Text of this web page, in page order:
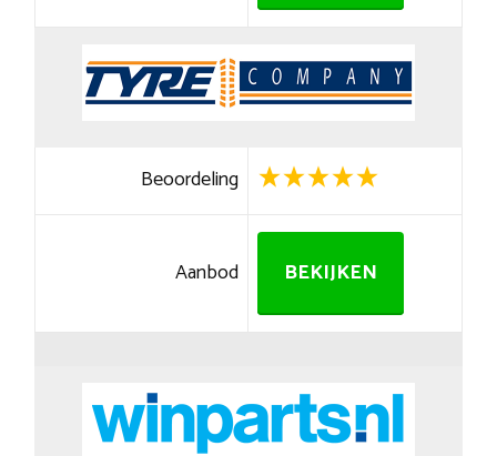
Beoordeling
Aanbod BEKIJKEN